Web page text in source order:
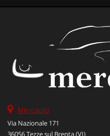
Mercauto
Via Nazionale 171
36056 Tezze sul Brenta (VI)